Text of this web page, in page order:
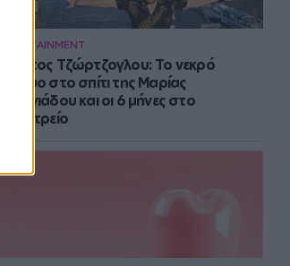
ENTERTAINMENT
Στράτος Τζώρτζογλου: Το νεκρό
έμβρυο στο σπίτι της Μαρίας
Γεωργιάδου και οι 6 μήνες στο
ψυχιατρείο